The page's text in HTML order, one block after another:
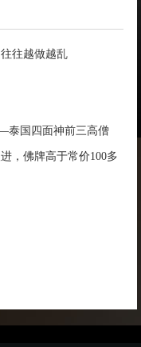
往越做越乱
泰国四面神前三高僧
，佛牌高于常价100多